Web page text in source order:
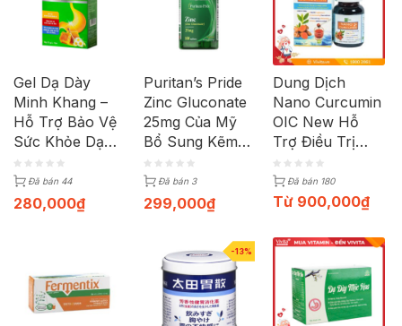
Gel Dạ Dày
Minh Khang –
Hỗ Trợ Bảo Vệ
Sức Khỏe Dạ
Dày | Hộp 20
Gói X 10ml
Đã bán 44
280,000₫
Puritan’s Pride
Zinc Gluconate
25mg Của Mỹ
Bổ Sung Kẽm
(Hộp 100 Viên)
Đã bán 3
299,000₫
Dung Dịch
Nano Curcumin
OIC New Hỗ
Trợ Điều Trị
Viêm Loét Dạ
Dày | Lọ 50ml
Đã bán 180
Từ 900,000₫
-13%